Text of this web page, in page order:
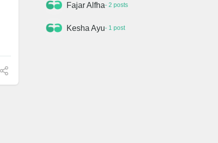
Fajar Alfha- 2 posts
Kesha Ayu- 1 post